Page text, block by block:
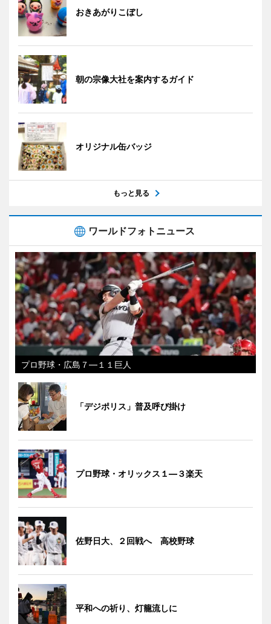
おきあがりこぼし
朝の宗像大社を案内するガイド
オリジナル缶バッジ
もっと見る
ワールドフォトニュース
プロ野球・広島７―１１巨人
「デジポリス」普及呼び掛け
プロ野球・オリックス１―３楽天
佐野日大、２回戦へ 高校野球
平和への祈り、灯籠流しに